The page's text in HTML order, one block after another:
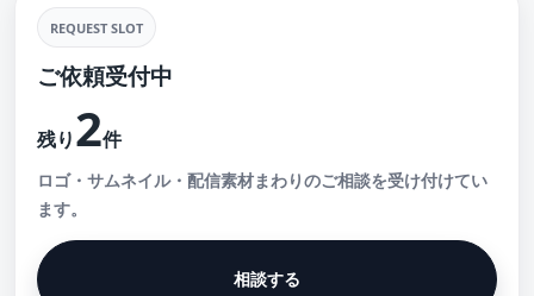
REQUEST SLOT
ご依頼受付中
残り2件
ロゴ・サムネイル・配信素材まわりのご相談を受け付けてい
ます。
相談する